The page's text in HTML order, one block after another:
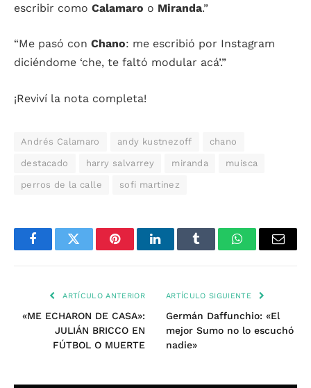
escribir como Calamaro o Miranda.”
“Me pasó con Chano: me escribió por Instagram
diciéndome ‘che, te faltó modular acá’.”
¡Reviví la nota completa!
Andrés Calamaro andy kustnezoff chano
destacado harry salvarrey miranda muisca
perros de la calle sofi martinez
FacebookTwitter PinterestLinkedInTumblr WhatsAppEmail
ARTÍCULO ANTERIOR
«ME ECHARON DE CASA»:
JULIÁN BRICCO EN
FÚTBOL O MUERTE
ARTÍCULO SIGUIENTE
Germán Daffunchio: «El
mejor Sumo no lo escuchó
nadie»